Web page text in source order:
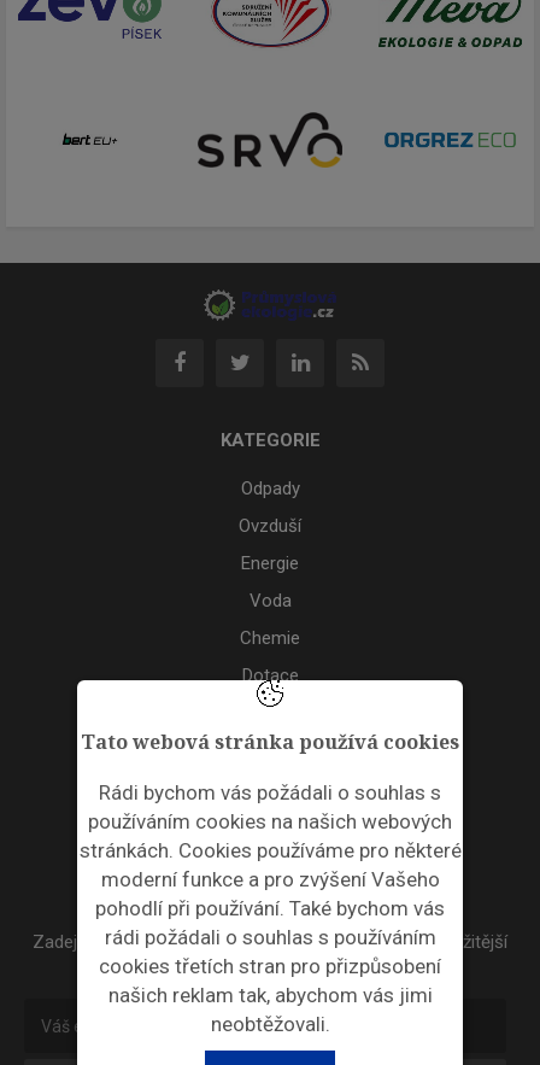
Tato webová stránka používá cookies
Rádi bychom vás požádali o souhlas s
používáním cookies na našich webových
stránkách. Cookies používáme pro některé
moderní funkce a pro zvýšení Vašeho
pohodlí při používání. Také bychom vás
rádi požádali o souhlas s používáním
cookies třetích stran pro přizpůsobení
našich reklam tak, abychom vás jimi
neobtěžovali.
KATEGORIE
Odpady
Ovzduší
Energie
Voda
Chemie
Dotace
Akce
ODPADNÍ PLASTY
NEWSLETTER
Zadejte váš email a my Vám budeme zasílat ty nejdůležitější
informace, maximálně 1x týdně.